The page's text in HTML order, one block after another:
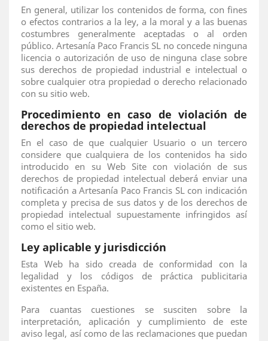
En general, utilizar los contenidos de forma, con fines
o efectos contrarios a la ley, a la moral y a las buenas
costumbres generalmente aceptadas o al orden
público. Artesanía Paco Francis SL no concede ninguna
licencia o autorización de uso de ninguna clase sobre
sus derechos de propiedad industrial e intelectual o
sobre cualquier otra propiedad o derecho relacionado
con su sitio web.
Procedimiento en caso de violación de
derechos de propiedad intelectual
En el caso de que cualquier Usuario o un tercero
considere que cualquiera de los contenidos ha sido
introducido en su Web Site con violación de sus
derechos de propiedad intelectual deberá enviar una
notificación a Artesanía Paco Francis SL con indicación
completa y precisa de sus datos y de los derechos de
propiedad intelectual supuestamente infringidos así
como el sitio web.
Ley aplicable y jurisdicción
Esta Web ha sido creada de conformidad con la
legalidad y los códigos de práctica publicitaria
existentes en España.
Para cuantas cuestiones se susciten sobre la
interpretación, aplicación y cumplimiento de este
aviso legal, así como de las reclamaciones que puedan